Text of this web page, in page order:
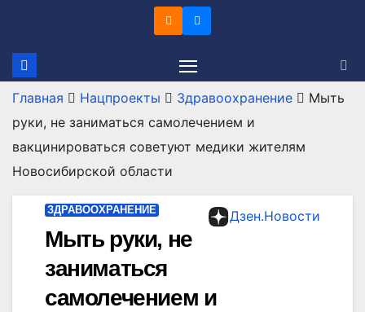
содержимому
Главная Нацпроекты Здравоохранение
Мыть
руки, не заниматься самолечением и
вакцинироваться советуют медики жителям
Новосибирской области
Дзен.Новости
ЗДРАВООХРАНЕНИЕ
Мыть руки, не
заниматься
самолечением и